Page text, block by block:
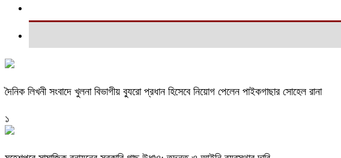
দৈনিক লিখনী সংবাদে খুলনা বিভাগীয় ব্যুরো প্রধান হিসেবে নিয়োগ পেলেন পাইকগাছার সোহেল রানা
১